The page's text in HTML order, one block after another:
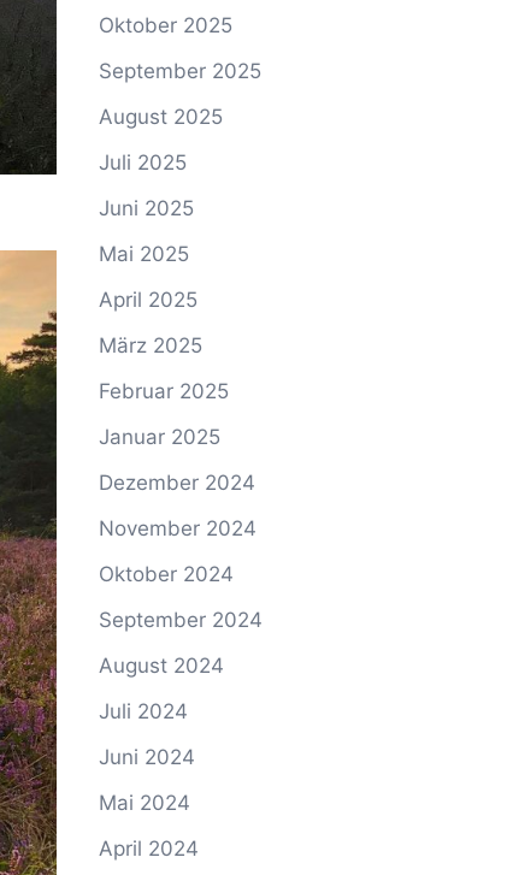
Oktober 2025
September 2025
August 2025
Juli 2025
Juni 2025
Mai 2025
April 2025
März 2025
Februar 2025
Januar 2025
Dezember 2024
November 2024
Oktober 2024
September 2024
August 2024
Juli 2024
Juni 2024
Mai 2024
April 2024